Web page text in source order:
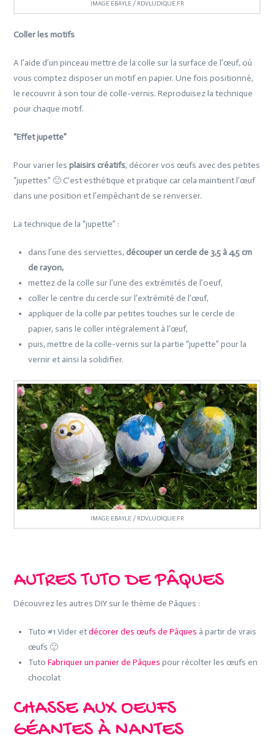
IMAGE EBAYLE / RDVLUDIQUE.FR
Coller les motifs
A l’aide d’un pinceau mettre de la colle sur la surface de l’œuf, où
vous comptez disposer un motif en papier. Une fois positionné,
le recouvrir à son tour de colle-vernis. Reproduisez la technique
pour chaque motif.
“Effet jupette”
Pour varier lesplaisirs créatifs, décorer vos œufs avec des petites
“jupettes” 🙂 C’est esthétique et pratique car cela maintient l’œuf
dans une position et l’empêchant de se renverser.
La technique de la “jupette” :
dans l’une des serviettes, découper un cercle de 3,5 à 4,5 cm
de rayon,
mettez de la colle sur l’une des extrémités de l’oeuf,
coller le centre du cercle sur l’extrémité de l’œuf,
appliquer de la colle par petites touches sur le cercle de
papier, sans le coller intégralement à l’œuf,
puis, mettre de la colle-vernis sur la partie “jupette” pour la
vernir et ainsi la solidifier.
IMAGE EBAYLE / RDVLUDIQUE.FR
AUTRES TUTO DE PÂQUES
Découvrez les autres DIY sur le thème de Pâques :
Tuto #1 Vider etdécorer des œufs de Pâques à partir de vrais
œufs 🙂
Tuto Fabriquer un panier de Pâques pour récolter les œufs en
chocolat
CHASSE AUX OEUFS
GÉANTES À NANTES